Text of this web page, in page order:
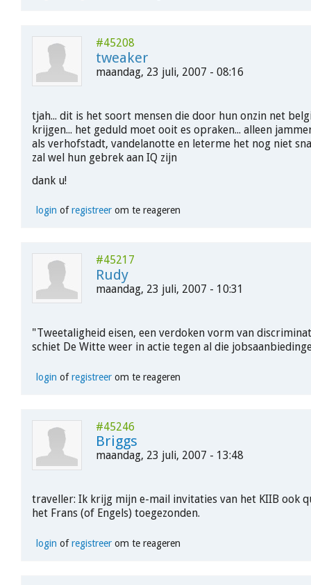
#45208
tweaker
maandag, 23 juli, 2007 - 08:16
tjah... dit is het soort mensen die door hun onzin net
krijgen... het geduld moet ooit es opraken... alleen
als verhofstadt, vandelanotte en leterme het nog niet
zal wel hun gebrek aan IQ zijn
dank u!
login ofregistreerom te reageren
#45217
Rudy
maandag, 23 juli, 2007 - 10:31
"Tweetaligheid eisen, een verdoken vorm van
schiet De Witte weer in actie tegen al die
login ofregistreerom te reageren
#45246
Briggs
maandag, 23 juli, 2007 - 13:48
traveller: Ik krijg mijn e-mail invitaties van het KIIB ook
het Frans (of Engels) toegezonden.
login ofregistreerom te reageren